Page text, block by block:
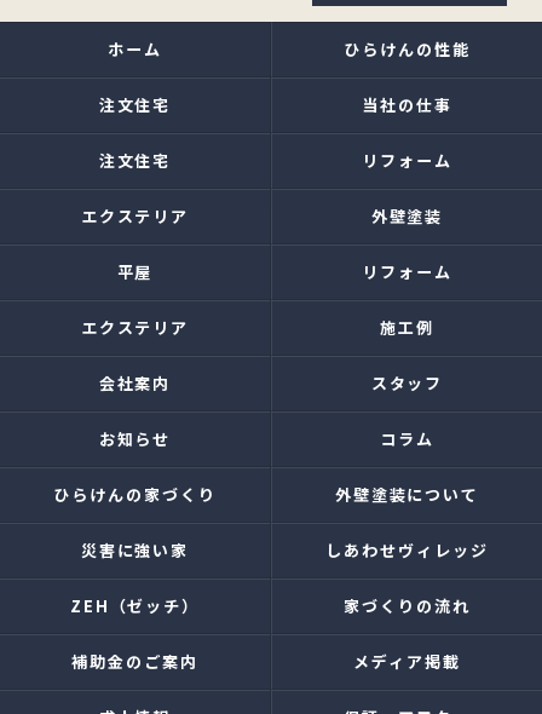
ホーム ひらけんの性能
注文住宅 当社の仕事
注文住宅 リフォーム
エクステリア 外壁塗装
平屋 リフォーム
エクステリア 施工例
会社案内 スタッフ
お知らせ コラム
ひらけんの家づくり 外壁塗装について
災害に強い家 しあわせヴィレッジ
ZEH（ゼッチ） 家づくりの流れ
補助金のご案内 メディア掲載